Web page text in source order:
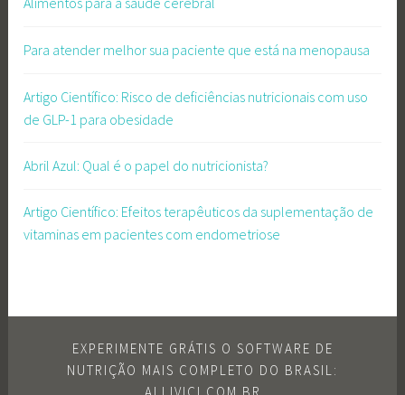
Para atender melhor sua paciente que está na menopausa
Artigo Científico: Risco de deficiências nutricionais com uso
de GLP-1 para obesidade
Abril Azul: Qual é o papel do nutricionista?
Artigo Científico: Efeitos terapêuticos da suplementação de
vitaminas em pacientes com endometriose
EXPERIMENTE GRÁTIS O SOFTWARE DE
NUTRIÇÃO MAIS COMPLETO DO BRASIL:
ALLIVICI.COM.BR